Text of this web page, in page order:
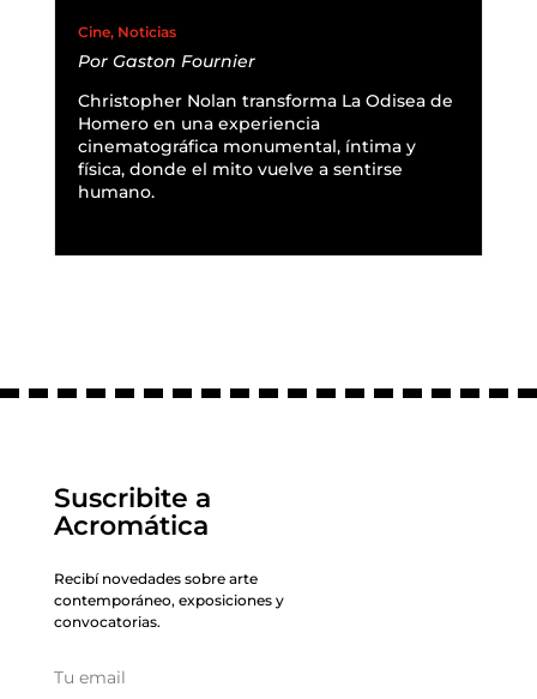
Cine, Noticias
Por Gaston Fournier
Christopher Nolan transforma La Odisea de
Homero en una experiencia
cinematográfica monumental, íntima y
física, donde el mito vuelve a sentirse
humano.
Suscribite a
Acromática
Recibí novedades sobre arte
contemporáneo, exposiciones y
convocatorias.